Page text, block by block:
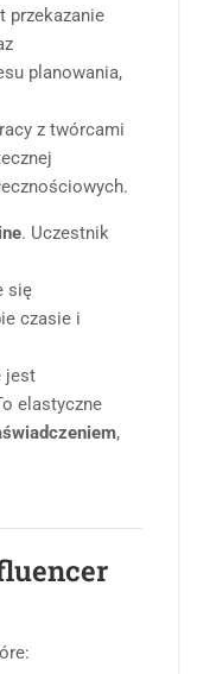
przekazanie
planowania,
z twórcami
. Uczestnik
się
czasie i
jest
elastyczne
,